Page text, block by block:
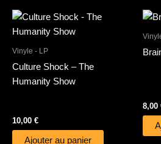
Vinyle - LP
Culture Shock – The
Humanity Show
10,00 €
Ajouter au panier
8,00